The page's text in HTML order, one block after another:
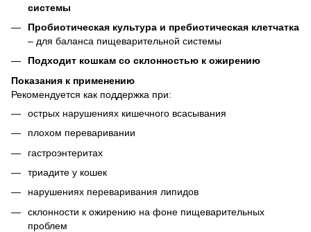
системы
Пробиотическая культура и пребиотическая клетчатка
– для баланса пищеварительной системы
Подходит кошкам со склонностью к ожирению
Показания к применению
Рекомендуется как поддержка при:
острых нарушениях кишечного всасывания
плохом переваривании
гастроэнтеритах
триадите у кошек
нарушениях переваривания липидов
склонности к ожирению на фоне пищеварительных
проблем